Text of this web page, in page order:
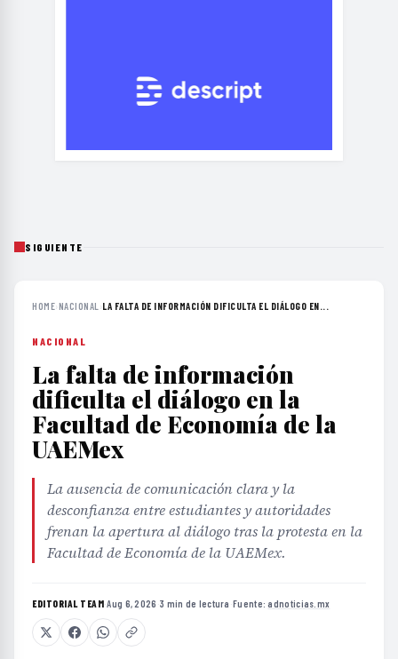
SIGUIENTE
HOME›NACIONAL ›LA FALTA DE INFORMACIÓN DIFICULTA EL DIÁLOGO EN...
NACIONAL
La falta de información
dificulta el diálogo en la
Facultad de Economía de la
UAEMex
La ausencia de comunicación clara y la
desconfianza entre estudiantes y autoridades
frenan la apertura al diálogo tras la protesta en la
Facultad de Economía de la UAEMex.
EDITORIAL TEAM·Aug 6, 2026 ·3 min de lectura ·Fuente:adnoticias.mx